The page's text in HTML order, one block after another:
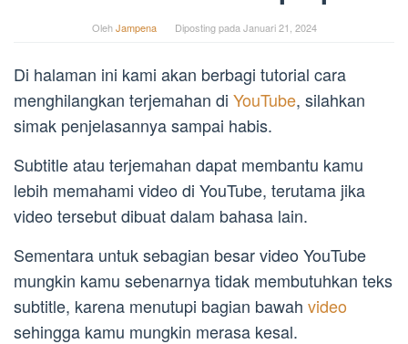
OlehJampena Diposting pada Januari 21, 2024
Di halaman ini kami akan berbagi tutorial cara
menghilangkan terjemahan di YouTube, silahkan
simak penjelasannya sampai habis.
Subtitle atau terjemahan dapat membantu kamu
lebih memahami video di YouTube, terutama jika
video tersebut dibuat dalam bahasa lain.
Sementara untuk sebagian besar video YouTube
mungkin kamu sebenarnya tidak membutuhkan teks
subtitle, karena menutupi bagian bawah video
sehingga kamu mungkin merasa kesal.